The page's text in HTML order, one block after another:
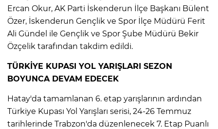
Ercan Okur, AK Parti İskenderun İlçe Başkanı Bülent
Özer, İskenderun Gençlik ve Spor İlçe Müdürü Ferit
Ali Gündel ile Gençlik ve Spor Şube Müdürü Bekir
Özçelik tarafından takdim edildi.
TÜRKİYE KUPASI YOL YARIŞLARI SEZON
BOYUNCA DEVAM EDECEK
Hatay'da tamamlanan 6. etap yarışlarının ardından
Türkiye Kupası Yol Yarışları serisi, 24-26 Temmuz
tarihlerinde Trabzon'da düzenlenecek 7. Etap Puanlı